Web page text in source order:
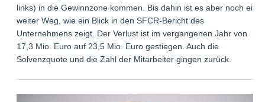
links) in die Gewinnzone kommen. Bis dahin ist es aber noch ein
weiter Weg, wie ein Blick in den SFCR-Bericht des
Unternehmens zeigt. Der Verlust ist im vergangenen Jahr von
17,3 Mio. Euro auf 23,5 Mio. Euro gestiegen. Auch die
Solvenzquote und die Zahl der Mitarbeiter gingen zurück.